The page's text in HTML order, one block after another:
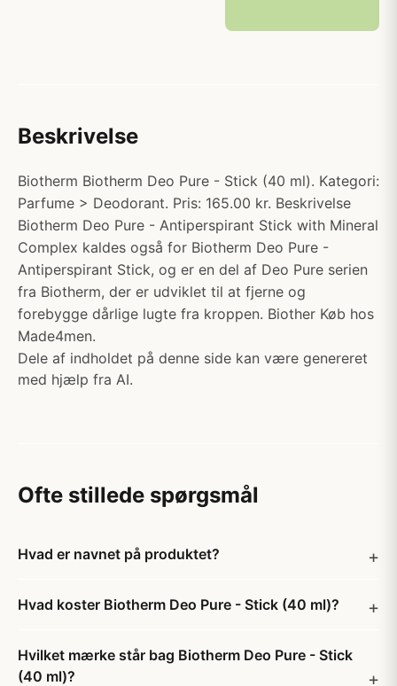
Beskrivelse
Biotherm Biotherm Deo Pure - Stick (40 ml). Kategori:
Parfume > Deodorant. Pris: 165.00 kr. Beskrivelse
Biotherm Deo Pure - Antiperspirant Stick with Mineral
Complex kaldes også for Biotherm Deo Pure -
Antiperspirant Stick, og er en del af Deo Pure serien
fra Biotherm, der er udviklet til at fjerne og
forebygge dårlige lugte fra kroppen. Biother Køb hos
Made4men.
Dele af indholdet på denne side kan være genereret
med hjælp fra AI.
Ofte stillede spørgsmål
Hvad er navnet på produktet?
Hvad koster Biotherm Deo Pure - Stick (40 ml)?
Hvilket mærke står bag Biotherm Deo Pure - Stick
(40 ml)?